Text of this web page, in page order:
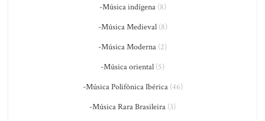
-Música indígena(8)
-Música Medieval(8)
-Música Moderna (2)
-Música oriental (5)
-Música Polifônica Ibérica(46)
-Música Rara Brasileira (3)